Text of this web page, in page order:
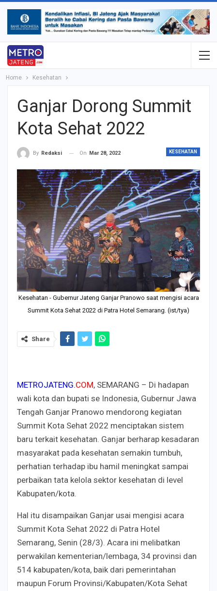
Home Kesehatan
Ganjar Dorong Summit
Kota Sehat 2022
KESEHATAN
By Redaksi On Mar 28, 2022
Kesehatan - Gubernur Jateng Ganjar Pranowo saat mengisi acara
Summit Kota Sehat 2022 di Patra Hotel Semarang. (ist/tya)
Share
METROJATENG.COM, SEMARANG – Di hadapan
wali kota dan bupati se Indonesia, Gubernur Jawa
Tengah Ganjar Pranowo mendorong kegiatan
Summit Kota Sehat 2022 menciptakan sistem
baru terkait kesehatan. Ganjar berharap kesadaran
masyarakat pada kesehatan semakin tumbuh,
perhatian terhadap ibu hamil meningkat sampai
perbaikan tata kelola sektor kesehatan di level
Kabupaten/kota.
Hal itu disampaikan Ganjar usai mengisi acara
Summit Kota Sehat 2022 di Patra Hotel
Semarang, Senin (28/3). Acara ini melibatkan
perwakilan kementerian/lembaga, 34 provinsi dan
514 kabupaten/kota, baik dari pemerintahan
maupun Forum Provinsi/Kabupaten/Kota Sehat